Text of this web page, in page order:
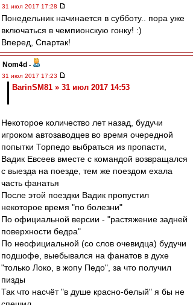
31 июл 2017 17:28
Понедельник начинается в субботу.. пора уже
включаться в чемпионскую гонку! :)
Вперед, Спартак!
Nom4d -
31 июл 2017 17:23
BarinSM81 » 31 июл 2017 14:53
Некоторое количество лет назад, будучи
игроком автозаводцев во время очередной
попытки Торпедо выбраться из пропасти,
Вадик Евсеев вместе с командой возвращался
с выезда на поезде, тем же поездом ехала
часть фанатья
После этой поездки Вадик пропустил
некоторое время "по болезни"
По официальной версии - "растяжение задней
поверхности бедра"
По неофициальной (со слов очевидца) будучи
подшофе, выебывался на фанатов в духе
"только Локо, в жопу Педо", за что получил
пизды
Так что насчёт "в душе красно-белый" я бы не